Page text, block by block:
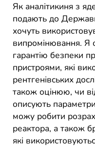
Як аналітикиня з
подають до
хочуть
випромінювання. Я
гарантію безпеки
пристроями, які
рентгенівських
також оцінюю, чи
описують
можу робити
реактора, а також
які